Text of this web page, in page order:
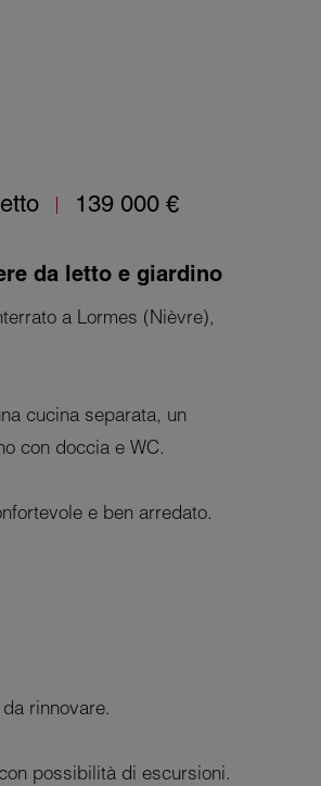
139 000 €
da letto e giardino
a Lormes (Nièvre),
cucina separata, un
con doccia e WC.
e ben arredato.
rinnovare.
possibilità di escursioni.